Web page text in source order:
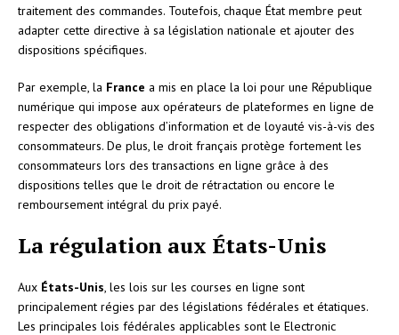
traitement des commandes. Toutefois, chaque État membre peut
adapter cette directive à sa législation nationale et ajouter des
dispositions spécifiques.
Par exemple, la France a mis en place la loi pour une République
numérique qui impose aux opérateurs de plateformes en ligne de
respecter des obligations d’information et de loyauté vis-à-vis des
consommateurs. De plus, le droit français protège fortement les
consommateurs lors des transactions en ligne grâce à des
dispositions telles que le droit de rétractation ou encore le
remboursement intégral du prix payé.
La régulation aux États-Unis
Aux États-Unis, les lois sur les courses en ligne sont
principalement régies par des législations fédérales et étatiques.
Les principales lois fédérales applicables sont le Electronic